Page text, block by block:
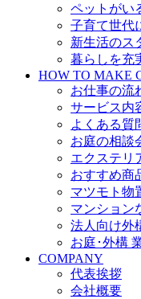
ペットがい
子育て世代
新生活のス
暮らしを充
HOW TO MAKE
お仕事の流
サービス内
よくある質
お庭の相談
エクステリ
おすすめ商
マツモト物
マンション
法人向け外
お庭･外構
COMPANY
代表挨拶
会社概要